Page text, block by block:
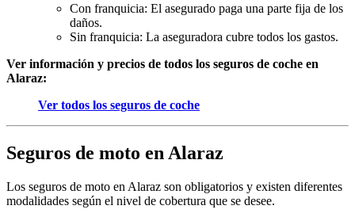
Con franquicia: El asegurado paga una parte fija de los
daños.
Sin franquicia: La aseguradora cubre todos los gastos.
Ver información y precios de todos los seguros de coche en
Alaraz:
Ver todos los seguros de coche
Seguros de moto en Alaraz
Los seguros de moto en Alaraz son obligatorios y existen diferentes
modalidades según el nivel de cobertura que se desee.